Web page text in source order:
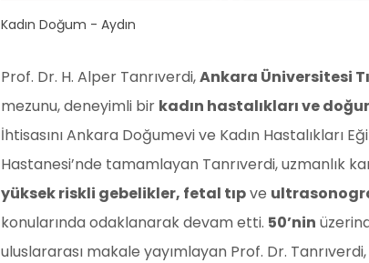
Kadın Doğum - Aydın
Prof. Dr. H. Alper Tanrıverdi,Ankara Üniversitesi
mezunu, deneyimli bir kadın hastalıkları ve
İhtisasını Ankara Doğumevi ve Kadın Hastalıkları
Hastanesi’nde tamamlayan Tanrıverdi, uzmanlık
yüksek riskli gebelikler, fetal tıpve
konularında odaklanarak devam etti. 50’nin
uluslararası makale yayımlayan Prof. Dr.